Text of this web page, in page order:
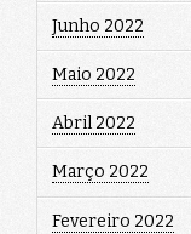
Junho 2022
Maio 2022
Abril 2022
Março 2022
Fevereiro 2022